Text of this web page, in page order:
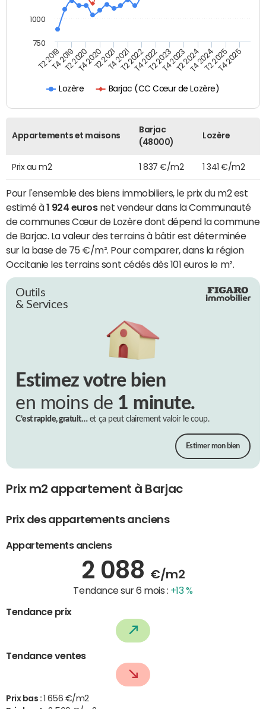
Lozère Barjac (CC Cœur de Lozère)
T2 2019T4 2019T2 2020T4 2020T2 2021T4 2021T2 2022T4 2022T2 2023T4 2023T2 2024T4 2024T2 2025T4 2025
750
1000
Appartements et maisons
Barjac
(48000)
Lozère
Prix au m2 1 837 €/m2 1 341 €/m2
Pour l'ensemble des biens immobiliers, le prix du m2 est
estimé à1 924 eurosnet vendeur dans la Communauté
de communes Cœur de Lozère dont dépend la commune
de Barjac. La valeur des terrains à bâtir est déterminée
sur la base de 75 €/m². Pour comparer, dans la région
Occitanie les terrains sont cédés dès 101 euros le m².
Outils
& Services
Estimez votre bien
en moins de 1 minute.
C’est rapide, gratuit…et ça peut clairement valoir le coup.
Estimer mon bien
Prix m2 appartement à Barjac
Prix des appartements anciens
Appartements anciens
2 088 €/m2
Tendance sur 6 mois : +13 %
Tendance prix
Tendance ventes
Prix bas : 1 656 €/m2